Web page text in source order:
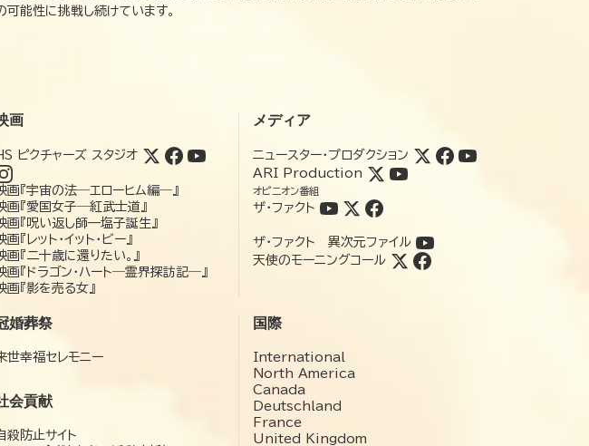
能性に挑戦し続けています。
画
ピクチャーズ スタジオ
画『宇宙の法―エローヒム編―』
画『愛国女子―紅武士道』
画『呪い返し師—塩子誕生』
画『レット・イット・ビー』
画『二十歳に還りたい。』
画『ドラゴン・ハート―霊界探訪記―』
画『影を売る女』
メディア
ニュースター・プロダクション
ARI Production
オピニオン番組
ザ・ファクト
ザ・ファクト 異次元ファイル
天使のモーニングコール
婚葬祭
世幸福セレモニー
会貢献
殺防止サイト
国際
International
North America
Canada
Deutschland
France
United Kingdom